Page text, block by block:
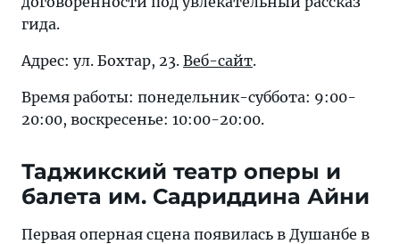
гида.
Адрес: ул. Бохтар, 23. Веб-сайт.
Время работы: понедельник-суббота: 9:00-
20:00, воскресенье: 10:00-20:00.
Таджикский театр оперы и
балета им. Садриддина Айни
Первая оперная сцена появилась в Душанбе в